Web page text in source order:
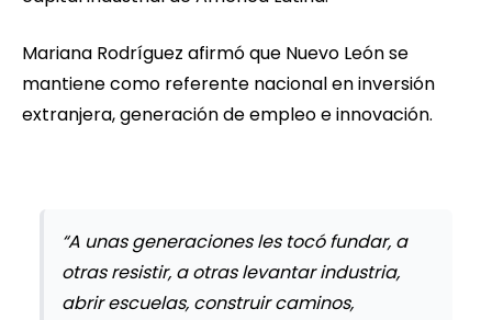
Mariana Rodríguez afirmó que Nuevo León se
mantiene como referente nacional en inversión
extranjera, generación de empleo e innovación.
“A unas generaciones les tocó fundar, a
otras resistir, a otras levantar industria,
abrir escuelas, construir caminos,